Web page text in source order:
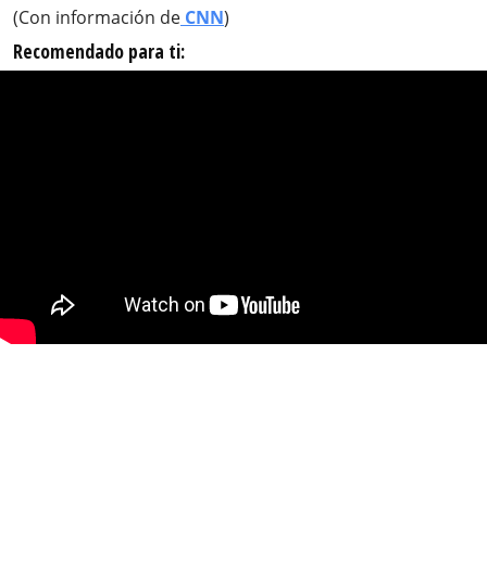
(Con información de CNN)
Recomendado para ti: